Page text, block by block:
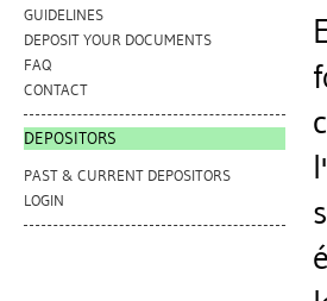
GUIDELINES
DEPOSIT YOUR DOCUMENTS
FAQ
CONTACT
DEPOSITORS
PAST & CURRENT DEPOSITORS
LOGIN